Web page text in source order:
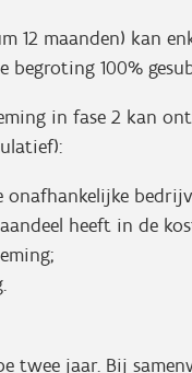
12 maanden) kan
begroting 100%
in fase 2 kan
onafhankelijke
heeft in de
jaar. Bij